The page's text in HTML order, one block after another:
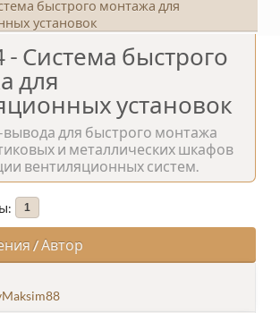
быстрого монтажа для
установок
- Система быстрого
для
установок
вывода для быстрого монтажа
и металлических шкафов
вентиляционных систем.
1
/ Автор